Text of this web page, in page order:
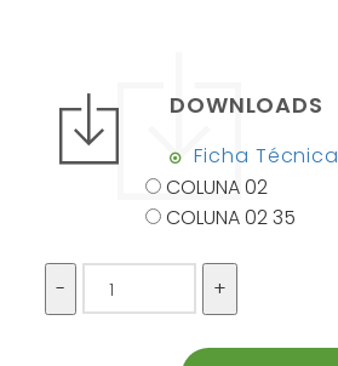
DOWNLOADS
Ficha Técnica
COLUNA 02
COLUNA 02 35